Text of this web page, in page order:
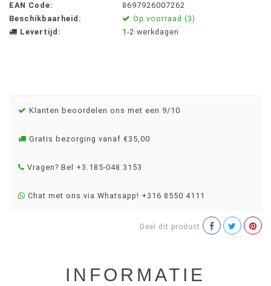
EAN Code:
8697926007262
Beschikbaarheid:
Op voorraad (3)
Levertijd:
1-2 werkdagen
Klanten beoordelen ons met een 9/10
Gratis bezorging vanaf €35,00
Vragen? Bel +3.185-048 3153
Chat met ons via Whatsapp! +316 8550 4111
Deel dit product
INFORMATIE